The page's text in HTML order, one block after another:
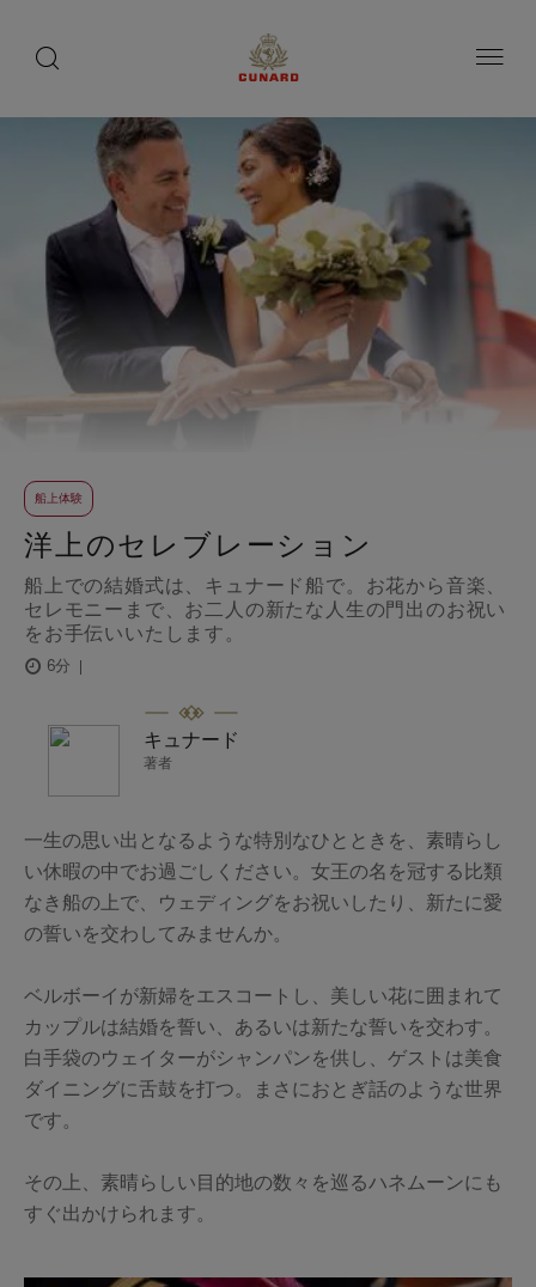
へ
船上体験
洋上のセレブレーション
船上での結婚式は、キュナード船で。お花から音楽、
セレモニーまで、お二人の新たな人生の門出のお祝い
をお手伝いいたします。
6分
キュナード
著者
一生の思い出となるような特別なひとときを、素晴らし
い休暇の中でお過ごしください。女王の名を冠する比類
なき船の上で、ウェディングをお祝いしたり、新たに愛
の誓いを交わしてみませんか。
ベルボーイが新婦をエスコートし、美しい花に囲まれて
カップルは結婚を誓い、あるいは新たな誓いを交わす。
白手袋のウェイターがシャンパンを供し、ゲストは美食
ダイニングに舌鼓を打つ。まさにおとぎ話のような世界
です。
その上、素晴らしい目的地の数々を巡るハネムーンにも
すぐ出かけられます。